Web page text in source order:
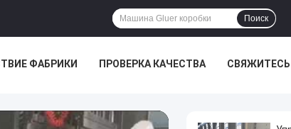
Поиск
ФАБРИКИ ПРОВЕРКА КАЧЕСТВА